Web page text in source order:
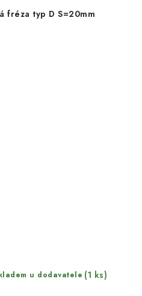
fréza typ D S=20mm
u dodavatele (1 ks)